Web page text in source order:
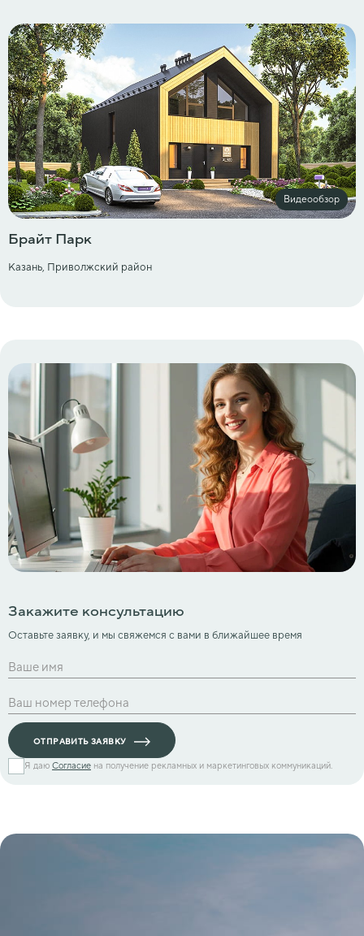
Видеообзор
Брайт Парк
Казань, Приволжский район
Закажите консультацию
Оставьте заявку, и мы свяжемся с вами в ближайшее время
ОТПРАВИТЬ ЗАЯВКУ
Я даю Согласие на получение рекламных и маркетинговых коммуникаций.